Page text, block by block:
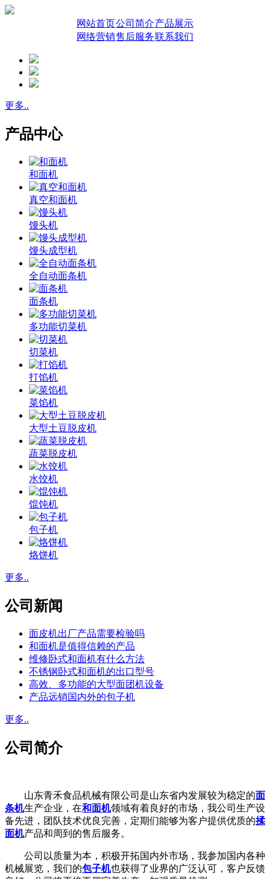
网站首页公司简介产品展示
网络营销售后服务联系我们
更多..
产品中心
和面机
真空和面机
馒头机
馒头成型机
全自动面条机
面条机
多功能切菜机
切菜机
打馅机
菜馅机
大型土豆脱皮机
蔬菜脱皮机
水饺机
馄饨机
包子机
烙饼机
更多..
公司新闻
面皮机出厂产品需要检验吗
和面机是值得信赖的产品
维修卧式和面机有什么方法
不锈钢卧式和面机的出口型号
高效、多功能的大型面团机设备
产品远销国内外的包子机
更多..
公司简介
山东青禾食品机械有限公司是山东省内发展较为稳定的面
条机生产企业，在和面机领域有着良好的市场，我公司生产设
备先进，团队技术优良完善，定期们能够为客户提供优质的揉
面机产品和周到的售后服务。
公司以质量为本，积极开拓国内外市场，我参加国内各种
机械展览，我们的包子机也获得了业界的广泛认可，客户反馈